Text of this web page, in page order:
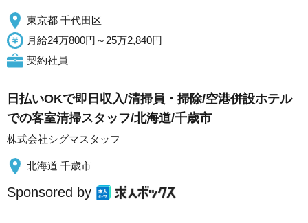
東京都 千代田区
月給24万800円～25万2,840円
契約社員
日払いOKで即日収入/清掃員・掃除/空港併設ホテル
での客室清掃スタッフ/北海道/千歳市
株式会社シグマスタッフ
北海道 千歳市
Sponsored by